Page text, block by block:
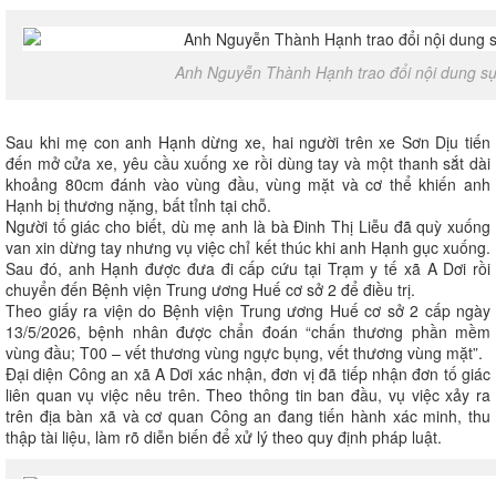
Anh Nguyễn Thành Hạnh trao đổi nội dung
Sau khi mẹ con anh Hạnh dừng xe, hai người trên xe Sơn Dịu tiến
đến mở cửa xe, yêu cầu xuống xe rồi dùng tay và một thanh sắt dài
khoảng 80cm đánh vào vùng đầu, vùng mặt và cơ thể khiến anh
Hạnh bị thương nặng, bất tỉnh tại chỗ.
Người tố giác cho biết, dù mẹ anh là bà Đinh Thị Liễu đã quỳ xuống
van xin dừng tay nhưng vụ việc chỉ kết thúc khi anh Hạnh gục xuống.
Sau đó, anh Hạnh được đưa đi cấp cứu tại Trạm y tế xã A Dơi rồi
chuyển đến Bệnh viện Trung ương Huế cơ sở 2 để điều trị.
Theo giấy ra viện do Bệnh viện Trung ương Huế cơ sở 2 cấp ngày
13/5/2026, bệnh nhân được chẩn đoán “chấn thương phần mềm
vùng đầu; T00 – vết thương vùng ngực bụng, vết thương vùng mặt”.
Đại diện Công an xã A Dơi xác nhận, đơn vị đã tiếp nhận đơn tố giác
liên quan vụ việc nêu trên. Theo thông tin ban đầu, vụ việc xảy ra
trên địa bàn xã và cơ quan Công an đang tiến hành xác minh, thu
thập tài liệu, làm rõ diễn biến để xử lý theo quy định pháp luật.